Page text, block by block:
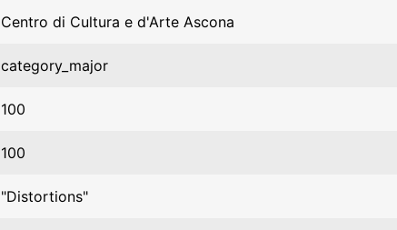
Centro di Cultura e d'Arte Ascona
category_major
100
100
"Distortions"